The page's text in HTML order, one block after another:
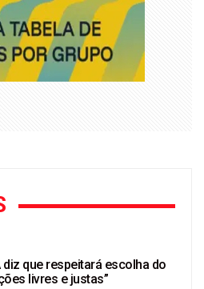
diz que respeitará escolha do
livres e justas”